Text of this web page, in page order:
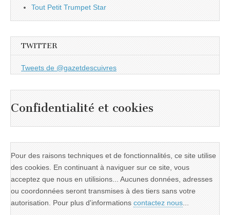
Tout Petit Trumpet Star
TWITTER
Tweets de @gazetdescuivres
Confidentialité et cookies
Pour des raisons techniques et de fonctionnalités, ce site utilise
des cookies. En continuant à naviguer sur ce site, vous
acceptez que nous en utilisions... Aucunes données, adresses
ou coordonnées seront transmises à des tiers sans votre
autorisation. Pour plus d'informations contactez nous